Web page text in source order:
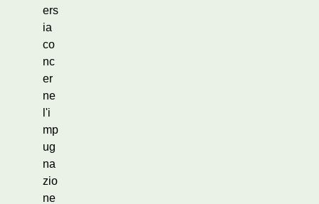
ers
ia
co
nc
er
ne
l'i
mp
ug
na
zio
ne